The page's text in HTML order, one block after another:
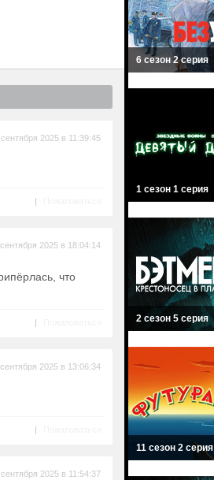
2025 в 11:39:45
|
2025 в 18:04:14
что
|
2025 в 13:06:34
|
2025 в 11:54:37
6 сезон 2 серия
1 сезон 1 серия
2 сезон 5 серия
11 сезон 2 серия